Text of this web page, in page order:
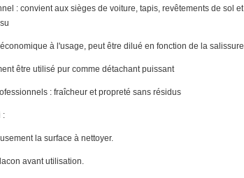
: convient aux sièges de voiture, tapis, revêtements de sol et
à l'usage, peut être dilué en fonction de la salissure
être utilisé pur comme détachant puissant
: fraîcheur et propreté sans résidus
:
la surface à nettoyer.
avant utilisation.